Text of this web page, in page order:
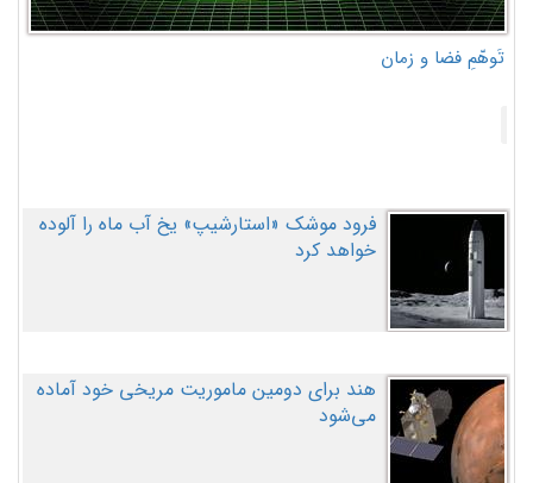
تَوهّمِ فضا و زمان
فرود موشک «استارشیپ» یخ آب ماه را آلوده
خواهد کرد
هند برای دومین ماموریت مریخی خود آماده
می‌شود